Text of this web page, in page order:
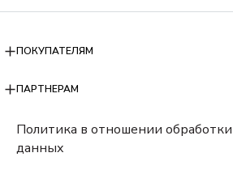
ПОКУПАТЕЛЯМ
ПАРТНЕРАМ
Политика в отношении
данных